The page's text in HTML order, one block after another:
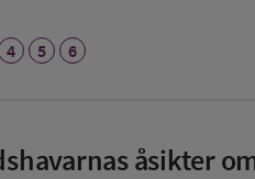
4 5 6
åsikter